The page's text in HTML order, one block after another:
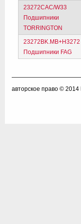
23272CAC/W33
Подшипники
TORRINGTON
23272BK.MB+H3272
Подшипники FAG
авторское право © 2014